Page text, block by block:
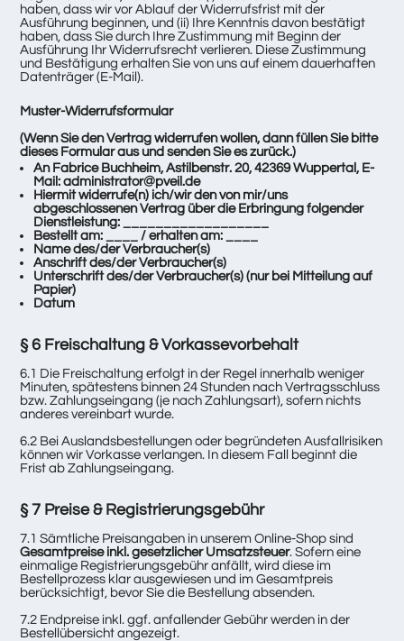
haben, dass wir vor Ablauf der Widerrufsfrist mit der
Ausführung beginnen, und (ii) Ihre Kenntnis davon bestätigt
haben, dass Sie durch Ihre Zustimmung mit Beginn der
Ausführung Ihr Widerrufsrecht verlieren. Diese Zustimmung
und Bestätigung erhalten Sie von uns auf einem dauerhaften
Datenträger (E-Mail).
Muster-Widerrufsformular
(Wenn Sie den Vertrag widerrufen wollen, dann füllen Sie bitte
dieses Formular aus und senden Sie es zurück.)
An Fabrice Buchheim, Astilbenstr. 20, 42369 Wuppertal, E-
Mail: administrator@pveil.de
Hiermit widerrufe(n) ich/wir den von mir/uns
abgeschlossenen Vertrag über die Erbringung folgender
Dienstleistung: __________________
Bestellt am: ____ / erhalten am: ____
Name des/der Verbraucher(s)
Anschrift des/der Verbraucher(s)
Unterschrift des/der Verbraucher(s) (nur bei Mitteilung auf
Papier)
Datum
§ 6 Freischaltung & Vorkassevorbehalt
6.1 Die Freischaltung erfolgt in der Regel innerhalb weniger
Minuten, spätestens binnen 24 Stunden nach Vertragsschluss
bzw. Zahlungseingang (je nach Zahlungsart), sofern nichts
anderes vereinbart wurde.
6.2 Bei Auslandsbestellungen oder begründeten Ausfallrisiken
können wir Vorkasse verlangen. In diesem Fall beginnt die
Frist ab Zahlungseingang.
§ 7 Preise & Registrierungsgebühr
7.1 Sämtliche Preisangaben in unserem Online-Shop sind
Gesamtpreise inkl. gesetzlicher Umsatzsteuer. Sofern eine
einmalige Registrierungsgebühr anfällt, wird diese im
Bestellprozess klar ausgewiesen und im Gesamtpreis
berücksichtigt, bevor Sie die Bestellung absenden.
7.2 Endpreise inkl. ggf. anfallender Gebühr werden in der
Bestellübersicht angezeigt.